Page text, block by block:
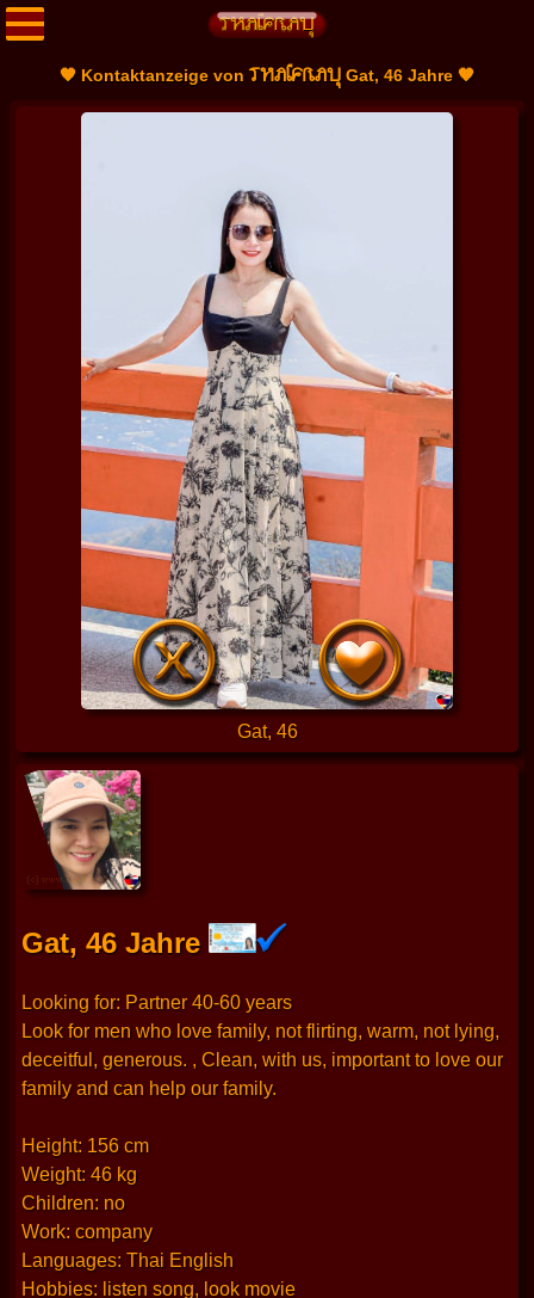
🧡 Kontaktanzeige vonTHAIFRAU Gat, 46 Jahre 🧡
Gat, 46
Gat, 46 Jahre
Looking for: Partner 40-60 years
Look for men who love family, not flirting, warm, not lying,
deceitful, generous. , Clean, with us, important to love our
family and can help our family.
Height: 156 cm
Weight: 46 kg
Children: no
Work: company
Languages: Thai English
Hobbies: listen song, look movie